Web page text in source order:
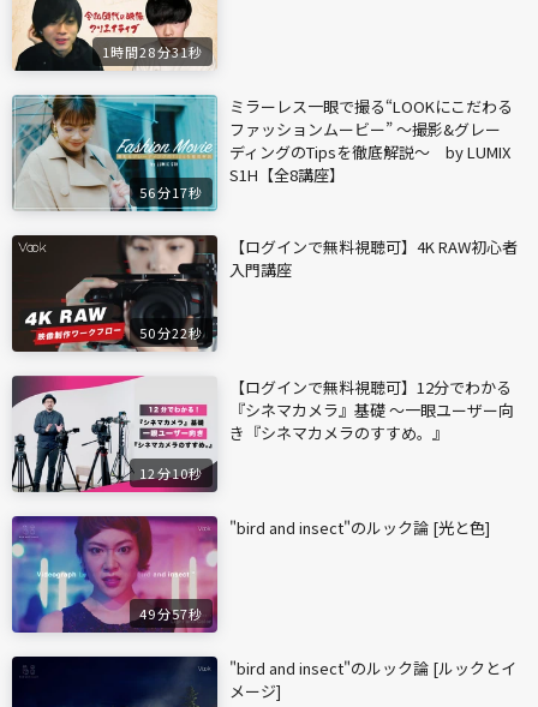
1時間28分31秒
56分17秒
ミラーレス一眼で撮る“LOOKにこだわる
ファッションムービー” ～撮影&グレー
ディングのTipsを徹底解説～ by LUMIX
S1H【全8講座】
50分22秒
【ログインで無料視聴可】4K RAW初心者
入門講座
12分10秒
【ログインで無料視聴可】12分でわかる
『シネマカメラ』基礎 〜一眼ユーザー向
き『シネマカメラのすすめ。』
49分57秒
"bird and insect"のルック論 [光と色]
"bird and insect"のルック論 [ルックとイ
メージ]